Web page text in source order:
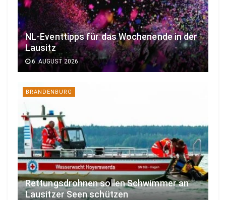
NL-Eventtipps für das Wochenende in der
Lausitz
6. AUGUST 2026
BRANDENBURG
Rettungsdrohnen sollen Schwimmer an
Lausitzer Seen schützen